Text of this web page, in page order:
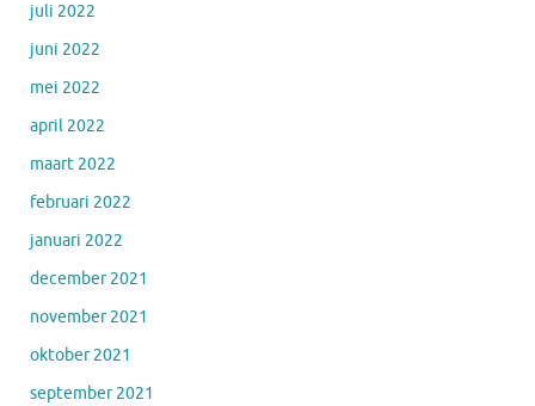
juli 2022
juni 2022
mei 2022
april 2022
maart 2022
februari 2022
januari 2022
december 2021
november 2021
oktober 2021
september 2021